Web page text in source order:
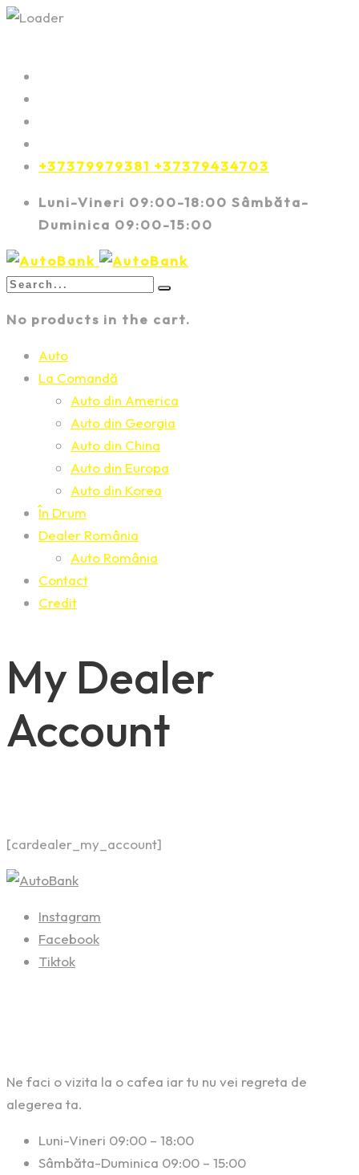
+37379979381 +37379434703
Luni-Vineri 09:00-18:00 Sâmbăta-
Duminica 09:00-15:00
No products in the cart.
Auto
La Comandă
Auto din America
Auto din Georgia
Auto din China
Auto din Europa
Auto din Korea
În Drum
Dealer România
Auto România
Contact
Credit
My Dealer
Account
[cardealer_my_account]
Instagram
Facebook
Tiktok
Ne faci o vizita la o cafea iar tu nu vei regreta de
alegerea ta.
Luni-Vineri 09:00 – 18:00
Sâmbăta-Duminica 09:00 – 15:00